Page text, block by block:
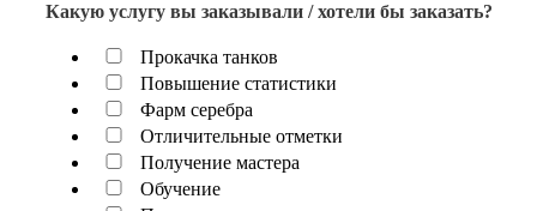
Какую услугу вы заказывали / хотели бы заказать?
Прокачка танков
Повышение статистики
Фарм серебра
Отличительные отметки
Получение мастера
Обучение